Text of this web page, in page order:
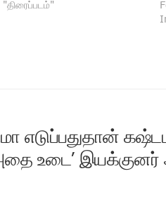
எடுப்பதுதான்
உடை’